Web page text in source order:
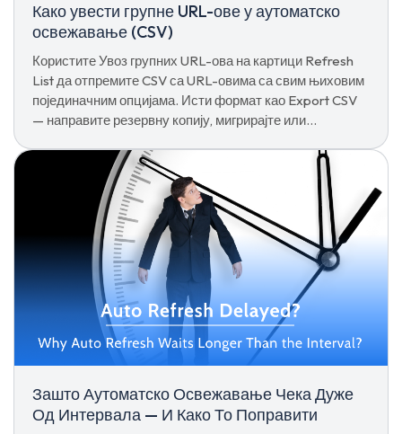
Како увести групне URL-ове у аутоматско
освежавање (CSV)
Користите Увоз групних URL-ова на картици Refresh
List да отпремите CSV са URL-овима са свим њиховим
појединачним опцијама. Исти формат као Export CSV
— направите резервну копију, мигрирајте или
Зашто Аутоматско Освежавање Чека Дуже
Од Интервала — И Како То Поправити